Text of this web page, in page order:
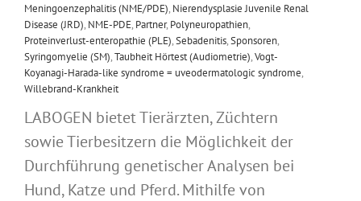
Meningoenzephalitis (NME/PDE), Nierendysplasie Juvenile Renal
Disease (JRD), NME-PDE, Partner, Polyneuropathien,
Proteinverlust-enteropathie (PLE),Sebadenitis,Sponsoren,
Syringomyelie (SM),Taubheit Hörtest (Audiometrie),Vogt-
Koyanagi-Harada-like syndrome = uveodermatologic syndrome,
Willebrand-Krankheit
LABOGEN bietet Tierärzten, Züchtern
sowie Tierbesitzern die Möglichkeit der
Durchführung genetischer Analysen bei
Hund, Katze und Pferd. Mithilfe von